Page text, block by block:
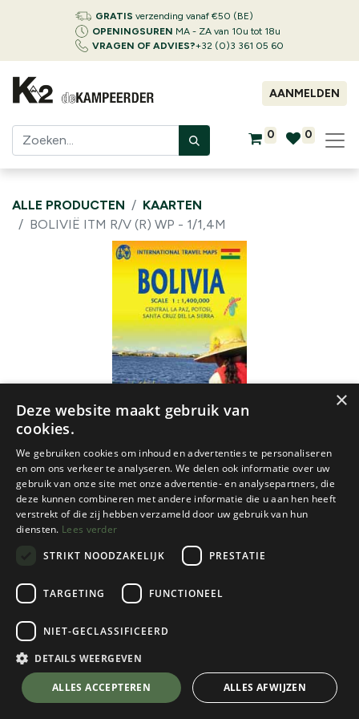
GRATIS verzending vanaf €50 (BE)
OPENINGSUREN MA - ZA van 10u tot 18u
VRAGEN OF ADVIES?+32 (0)3 361 05 60
AANMELDEN
0 0
ALLE PRODUCTEN
KAARTEN
BOLIVIË ITM R/V (R) WP - 1/1,4M
ITM
Bolivië itm r/v (r) wp - 1/1,4M
€
10,50
💬 Stel je vraag over dit product via WhatsApp
×
Deze website maakt gebruik van
cookies.
We gebruiken cookies om inhoud en advertenties te personaliseren
en om ons verkeer te analyseren. We delen ook informatie over uw
gebruik van onze site met onze advertentie- en analysepartners, die
deze kunnen combineren met andere informatie die u aan hen heeft
verstrekt of die zij hebben verzameld door uw gebruik van hun
diensten. Lees verder
STRIKT NOODZAKELIJK
PRESTATIE
TARGETING FUNCTIONEEL
NIET-GECLASSIFICEERD
DETAILS WEERGEVEN
ALLES ACCEPTEREN ALLES AFWIJZEN